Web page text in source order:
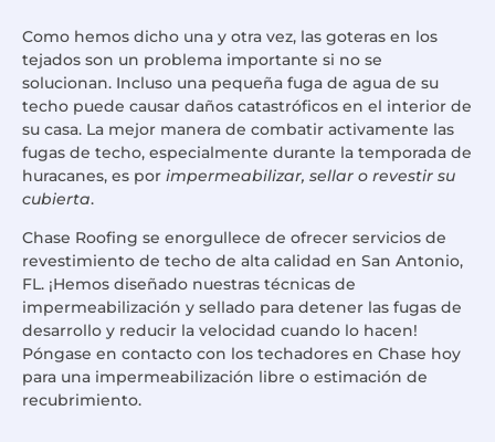
Como hemos dicho una y otra vez, las goteras en los
tejados son un problema importante si no se
solucionan. Incluso una pequeña fuga de agua de su
techo puede causar daños catastróficos en el interior de
su casa. La mejor manera de combatir activamente las
fugas de techo, especialmente durante la temporada de
huracanes, es por impermeabilizar, sellar o revestir su
cubierta.
Chase Roofing se enorgullece de ofrecer servicios de
revestimiento de techo de alta calidad en San Antonio,
FL. ¡Hemos diseñado nuestras técnicas de
impermeabilización y sellado para detener las fugas de
desarrollo y reducir la velocidad cuando lo hacen!
Póngase en contacto con los techadores en Chase hoy
para una impermeabilización libre o estimación de
recubrimiento.